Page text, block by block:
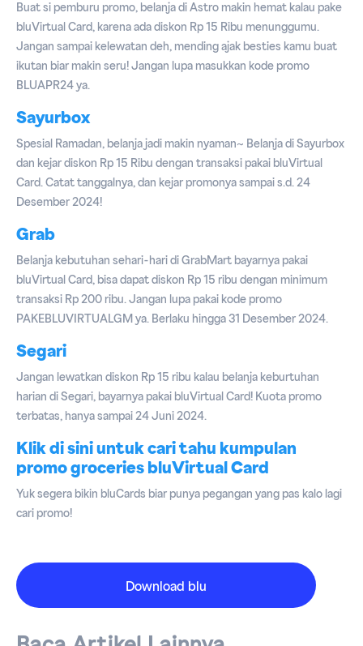
Buat si pemburu promo, belanja di Astro makin hemat kalau pake
bluVirtual Card, karena ada diskon Rp 15 Ribu menunggumu.
Jangan sampai kelewatan deh, mending ajak besties kamu buat
ikutan biar makin seru! Jangan lupa masukkan kode promo
BLUAPR24 ya.
Sayurbox
Spesial Ramadan, belanja jadi makin nyaman~ Belanja di Sayurbox
dan kejar diskon Rp 15 Ribu dengan transaksi pakai bluVirtual
Card. Catat tanggalnya, dan kejar promonya sampai s.d. 24
Desember 2024!
Grab
Belanja kebutuhan sehari-hari di GrabMart bayarnya pakai
bluVirtual Card, bisa dapat diskon Rp 15 ribu dengan minimum
transaksi Rp 200 ribu. Jangan lupa pakai kode promo
PAKEBLUVIRTUALGM ya. Berlaku hingga 31 Desember 2024.
Segari
Jangan lewatkan diskon Rp 15 ribu kalau belanja keburtuhan
harian di Segari, bayarnya pakai bluVirtual Card! Kuota promo
terbatas, hanya sampai 24 Juni 2024.
Klik di sini untuk cari tahu kumpulan
promo groceries bluVirtual Card
Yuk segera bikin bluCards biar punya pegangan yang pas kalo lagi
cari promo!
Download blu